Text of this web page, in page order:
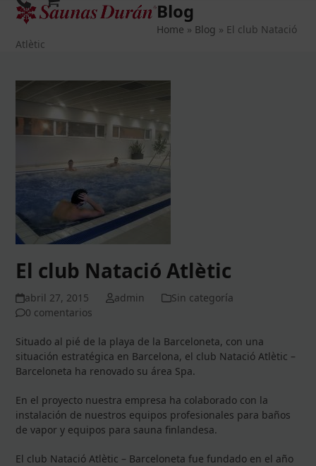
Skip
Open
Close
Blog
Home » Blog » El club Natació
Atlètic
El club Natació Atlètic
abril 27, 2015 admin
Sin categoría
0 comentarios
Situado al pié de la playa de la Barceloneta, con una
situación estratégica en Barcelona, el club Natació Atlètic –
Barceloneta ha renovado su área Spa.
En el proyecto nuestra empresa ha colaborado con la
instalación de nuestros equipos profesionales para baños
de vapor y equipos para sauna finlandesa.
El club Natació Atlètic – Barceloneta fue fundado en el año